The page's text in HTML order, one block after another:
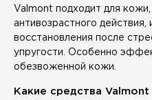
Valmont подходит для
антивозрастного действия,
восстановления после
упругости. Особенно
обезвоженной кожи.
Какие средства Valmont